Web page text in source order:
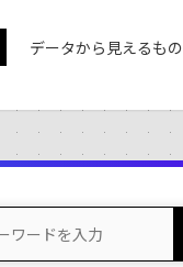
データから見えるもの